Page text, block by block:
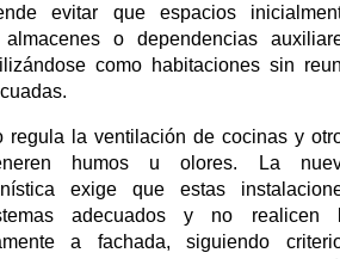
evitar que espacios
o dependencias
como habitaciones sin
regula la ventilación de cocinas y
humos u olores. La
exige que estas
adecuados y no realicen
a fachada, siguiendo